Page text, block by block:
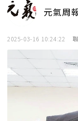
元氣周
2025-03-16 10:24:22